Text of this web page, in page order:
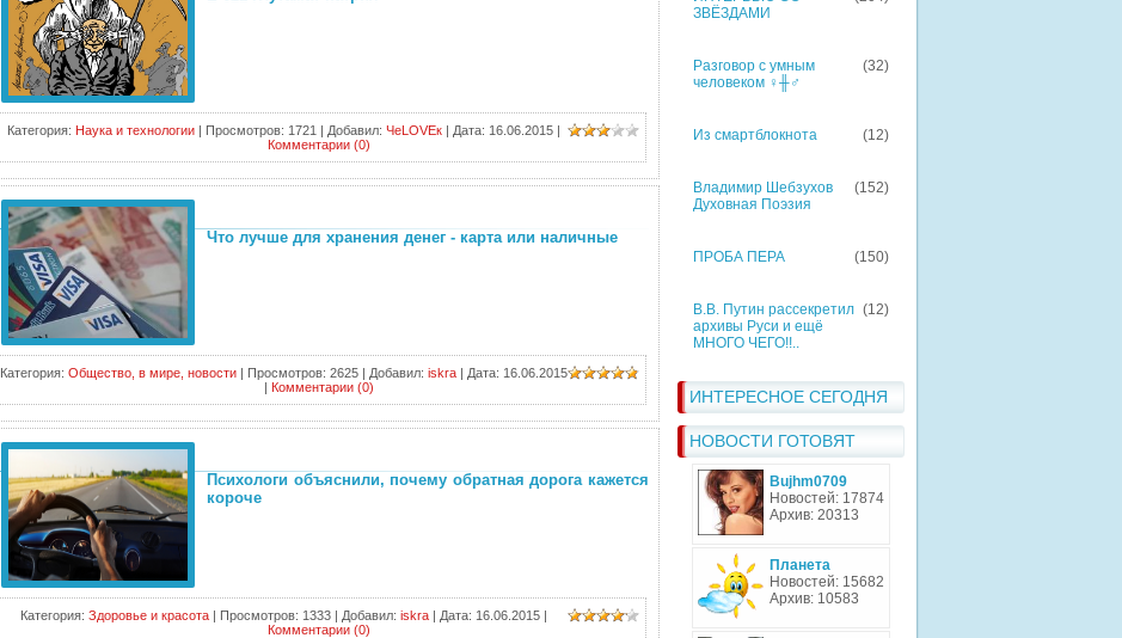
ЗВЁЗДАМИ
Разговор с умным
человеком ♀╫♂
(32)
Из смартблокнота (12)
Владимир Шебзухов
Духовная Поэзия
(152)
ПРОБА ПЕРА (150)
В.В. Путин рассекретил
архивы Руси и ещё
МНОГО ЧЕГО!!..
(12)
ИНТЕРЕСНОЕ СЕГОДНЯ
НОВОСТИ ГОТОВЯТ
Bujhm0709
Новостей: 17874
Архив: 20313
Планета
Новостей: 15682
Архив: 10583
Категория: Наука и технологии| Просмотров: 1721 | Добавил: ЧеLOVEк| Дата: 16.06.2015 |
Комментарии (0)
Что лучше для хранения денег - карта или наличные
Категория: Общество, в мире, новости| Просмотров: 2625 | Добавил: iskra| Дата: 16.06.2015
| Комментарии (0)
Психологи объяснили, почему обратная дорога кажется
короче
Категория: Здоровье и красота| Просмотров: 1333 | Добавил: iskra| Дата: 16.06.2015 |
Комментарии (0)